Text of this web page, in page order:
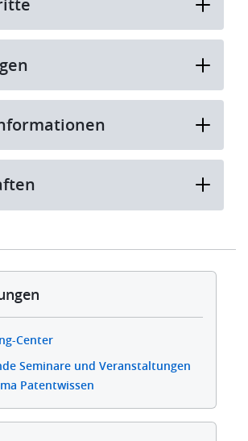
Center
Seminare und Veranstaltungen
Patentwissen